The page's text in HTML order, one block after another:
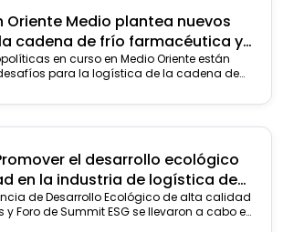
Oriente Medio plantea nuevos
cadena de frío farmacéutica y
envases térmicos
en curso en Medio Oriente están
para la logística de la cadena de
el desarrollo ecológico
en la industria de logística de
futuro ganador
de Desarrollo Ecológico de alta calidad
Foro de Summit ESG se llevaron a cabo en